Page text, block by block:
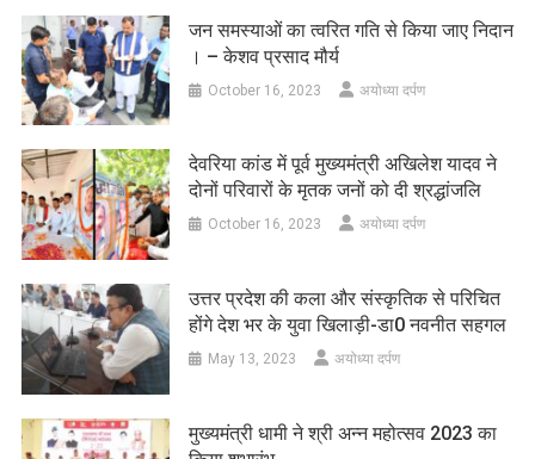
जन समस्याओं का त्वरित गति से किया जाए निदान
। – केशव प्रसाद मौर्य
October 16, 2023 अयोध्या दर्पण
देवरिया कांड में पूर्व मुख्यमंत्री अखिलेश यादव ने
दोनों परिवारों के मृतक जनों को दी श्रद्धांजलि
October 16, 2023 अयोध्या दर्पण
उत्तर प्रदेश की कला और संस्कृतिक से परिचित
होंगे देश भर के युवा खिलाड़ी-डा0 नवनीत सहगल
May 13, 2023 अयोध्या दर्पण
मुख्यमंत्री धामी ने श्री अन्न महोत्सव 2023 का